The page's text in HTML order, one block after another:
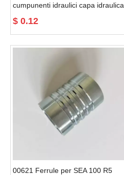
cumpunenti idraulici capa idraulica
$ 0.12
00621 Ferrule per SEA 100 R5